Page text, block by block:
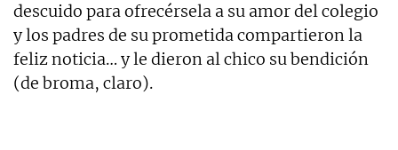
descuido para ofrecérsela a su amor del colegio
y los padres de su prometida compartieron la
feliz noticia… y le dieron al chico su bendición
(de broma, claro).